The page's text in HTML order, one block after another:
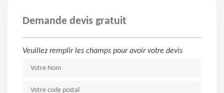
Demande devis gratuit
Veuillez remplir les champs pour avoir votre devis